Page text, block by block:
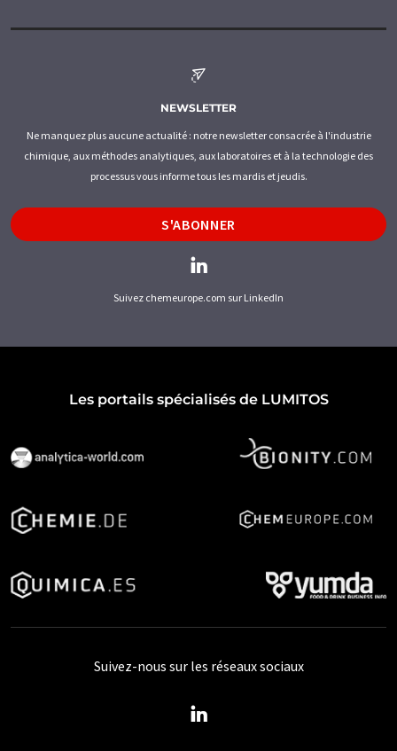
NEWSLETTER
Ne manquez plus aucune actualité : notre newsletter consacrée à l'industrie
chimique, aux méthodes analytiques, aux laboratoires et à la technologie des
processus vous informe tous les mardis et jeudis.
S'ABONNER
Suivez chemeurope.com sur LinkedIn
Les portails spécialisés de LUMITOS
Suivez-nous sur les réseaux sociaux